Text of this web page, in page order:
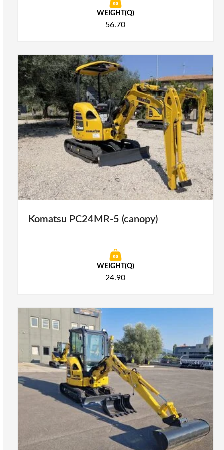
WEIGHT(Q)
56.70
Komatsu PC24MR-5 (canopy)
WEIGHT(Q)
24.90